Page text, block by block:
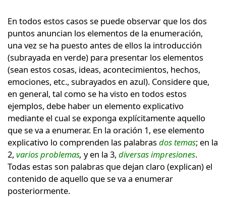
En todos estos casos se puede observar que los dos
puntos anuncian los elementos de la enumeración,
una vez se ha puesto antes de ellos la introducción
(subrayada en verde) para presentar los elementos
(sean estos cosas, ideas, acontecimientos, hechos,
emociones, etc., subrayados en azul). Considere que,
en general, tal como se ha visto en todos estos
ejemplos, debe haber un elemento explicativo
mediante el cual se exponga explícitamente aquello
que se va a enumerar. En la oración 1, ese elemento
explicativo lo comprenden las palabrasdos temas; en la
2, varios problemas, y en la 3, diversas impresiones.
Todas estas son palabras que dejan claro (explican) el
contenido de aquello que se va a enumerar
posteriormente.